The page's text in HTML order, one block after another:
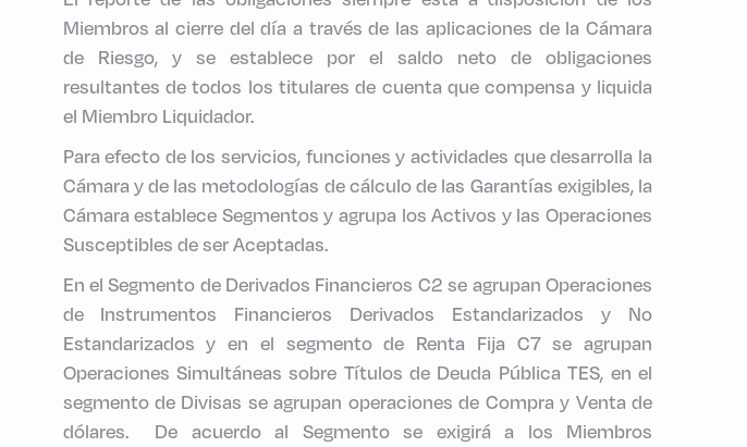
Miembros al cierre del día a través de las aplicaciones de la Cámara
de Riesgo, y se establece por el saldo neto de obligaciones
resultantes de todos los titulares de cuenta que compensa y liquida
el Miembro Liquidador.
Para efecto de los servicios, funciones y actividades que desarrolla la
Cámara y de las metodologías de cálculo de las Garantías exigibles, la
Cámara establece Segmentos y agrupa los Activos y las Operaciones
Susceptibles de ser Aceptadas.
En el Segmento de Derivados Financieros C2 se agrupan Operaciones
de Instrumentos Financieros Derivados Estandarizados y No
Estandarizados y en el segmento de Renta Fija C7 se agrupan
Operaciones Simultáneas sobre Títulos de Deuda Pública TES, en el
segmento de Divisas se agrupan operaciones de Compra y Venta de
dólares. De acuerdo al Segmento se exigirá a los Miembros